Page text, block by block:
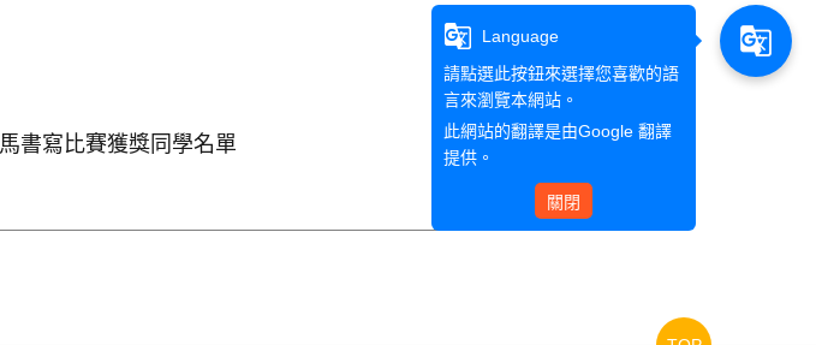
書寫比賽獲獎同學名單
g_translate
Language
請點選此按鈕來選擇您喜歡的語
言來瀏覽本網站。
此網站的翻譯是由Google 翻譯
提供。
關閉
g_translate